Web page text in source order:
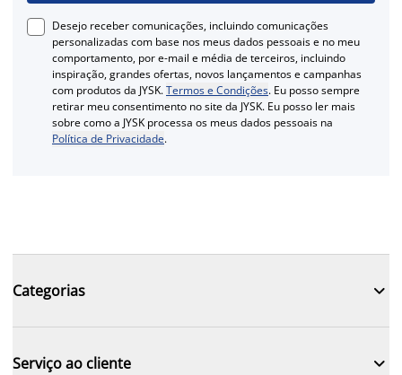
Desejo receber comunicações, incluindo comunicações
personalizadas com base nos meus dados pessoais e no meu
comportamento, por e-mail e média de terceiros, incluindo
inspiração, grandes ofertas, novos lançamentos e campanhas
com produtos da JYSK.Termos e Condições. Eu posso sempre
retirar meu consentimento no site da JYSK. Eu posso ler mais
sobre como a JYSK processa os meus dados pessoais na
Política de Privacidade.
Categorias 
Serviço ao cliente 